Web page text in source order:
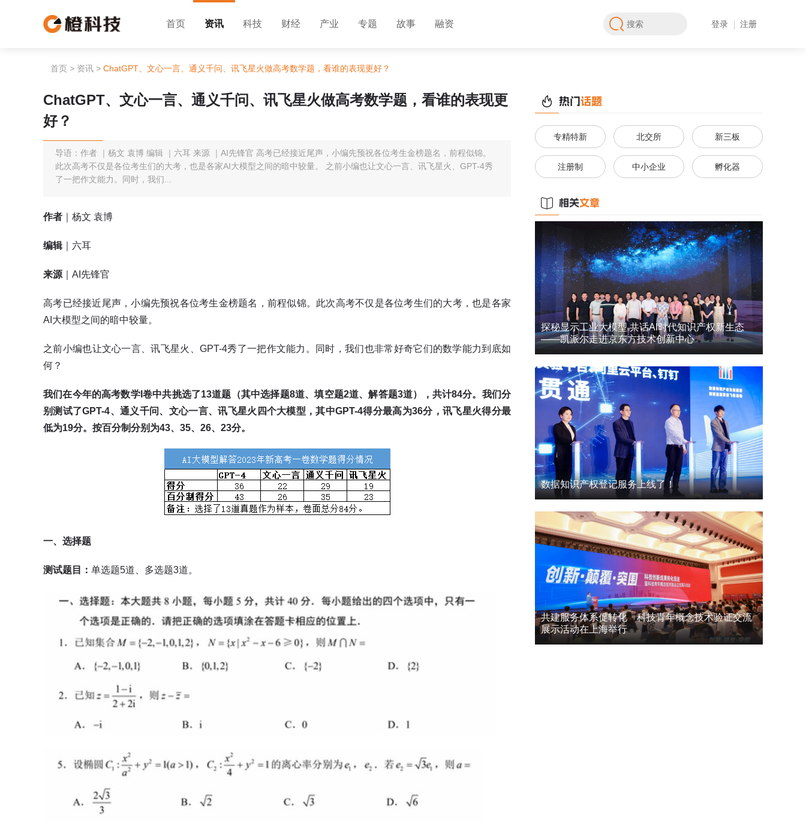
首页 资讯 科技 财经 产业 专题 故事 融资 登录 注册
首页 > 资讯 > ChatGPT、文心一言、通义千问、讯飞星火做高考数学题，看谁的表现更好？
ChatGPT、文心一言、通义千问、讯飞星火做高考数学题，看谁的表现更
好？
导语：作者 ｜杨文 袁博 编辑 ｜六耳 来源 ｜AI先锋官 高考已经接近尾声，小编先预祝各位考生金榜题名，前程似锦。
此次高考不仅是各位考生们的大考，也是各家AI大模型之间的暗中较量。 之前小编也让文心一言、讯飞星火、GPT-4秀
了一把作文能力。同时，我们...
作者 ｜杨文 袁博
编辑｜六耳
来源 ｜AI先锋官
高考已经接近尾声，小编先预祝各位考生金榜题名，前程似锦。此次高考不仅是各位考生们的大考，也是各家
AI大模型之间的暗中较量。
之前小编也让文心一言、讯飞星火、GPT-4秀了一把作文能力。同时，我们也非常好奇它们的数学能力到底如
何？
我们在今年的高考数学I卷中共挑选了13道题（其中选择题8道、填空题2道、解答题3道），共计84分。我们分
别测试了GPT-4、通义千问、文心一言、讯飞星火四个大模型，其中GPT-4得分最高为36分，讯飞星火得分最
低为19分。按百分制分别为43、35、26、23分。
一、选择题
测试题目： 单选题5道、多选题3道。
专精特新 北交所 新三板
注册制 中小企业 孵化器
探秘显示工业大模型 共话AI时代知识产权新生态
——凯派尔走进京东方技术创新中心
数据知识产权登记服务上线了！
共建服务体系促转化 科技青年概念技术验证交流
展示活动在上海举行